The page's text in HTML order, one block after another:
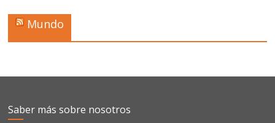
Mundo
Saber más sobre nosotros